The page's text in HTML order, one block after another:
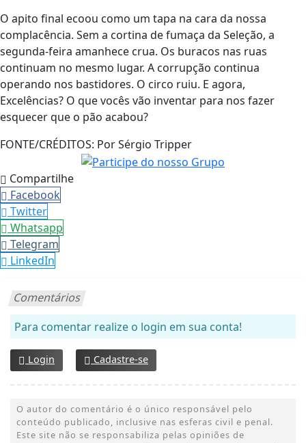
O apito final ecoou como um tapa na cara da nossa
complacência. Sem a cortina de fumaça da Seleção, a
segunda-feira amanhece crua. Os buracos nas ruas
continuam no mesmo lugar. A corrupção continua
operando nos bastidores. O circo ruiu. E agora,
Excelências? O que vocês vão inventar para nos fazer
esquecer que o pão acabou?
FONTE/CRÉDITOS: Por Sérgio Tripper
Compartilhe
Facebook
Twitter
Whatsapp
Telegram
LinkedIn
Comentários
Para comentar realize o login em sua conta!
Login Cadastre-se
O autor do comentário é o único responsável pelo
conteúdo publicado, inclusive nas esferas civil e penal.
Este site não se responsabiliza pelas opiniões de